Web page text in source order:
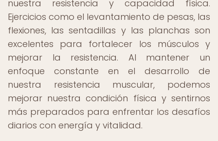
nuestra resistencia y capacidad física.
Ejercicios como el levantamiento de pesas, las
flexiones, las sentadillas y las planchas son
excelentes para fortalecer los músculos y
mejorar la resistencia. Al mantener un
enfoque constante en el desarrollo de
nuestra resistencia muscular, podemos
mejorar nuestra condición física y sentirnos
más preparados para enfrentar los desafíos
diarios con energía y vitalidad.